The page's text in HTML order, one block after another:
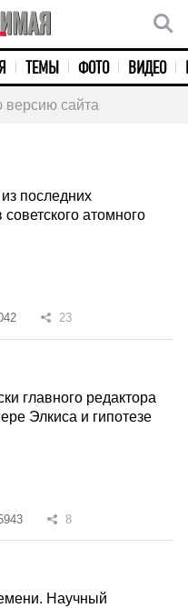
ТЕМЫ ФОТО ВИДЕО
версию сайта
последних
советского атомного
23
главного редактора
Элкиса и гипотезе
8
Научный